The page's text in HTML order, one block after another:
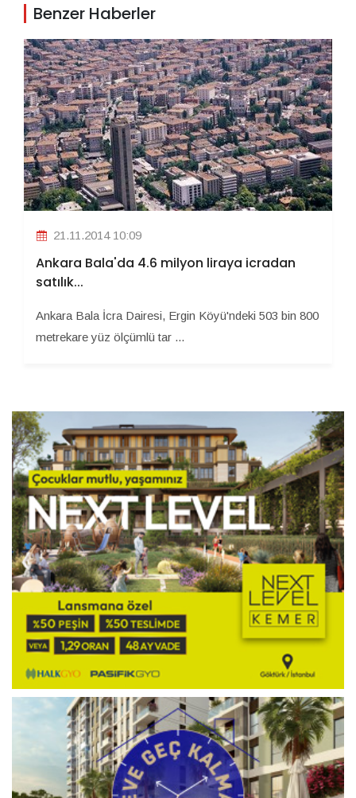
Benzer Haberler
21.11.2014 10:09
Ankara Bala'da 4.6 milyon liraya icradan
satılık...
Ankara Bala İcra Dairesi, Ergin Köyü'ndeki 503 bin 800
metrekare yüz ölçümlü tar ...